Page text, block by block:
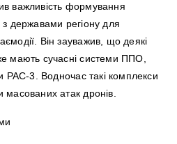
важливість формування
з державами регіону для
Він зауважив, що деякі
мають сучасні системи ППО,
PAC-3. Водночас такі комплекси
атак дронів.